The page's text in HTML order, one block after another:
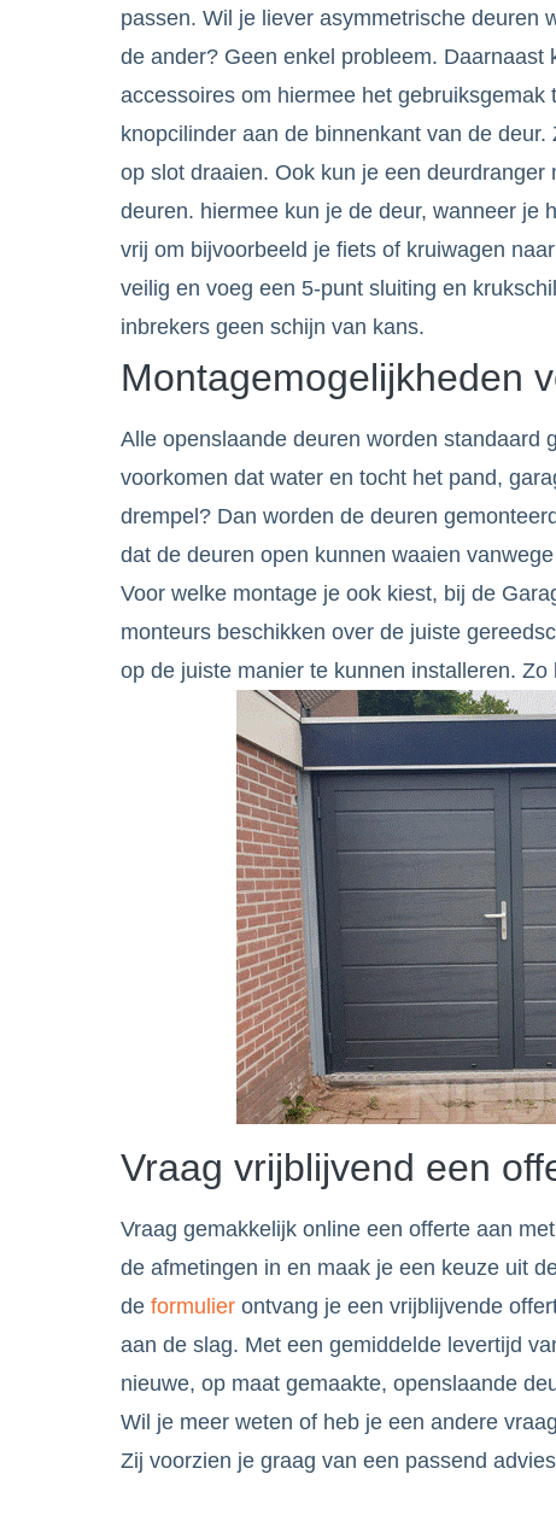
passen. Wil je liever asymmetrische deuren
de ander? Geen enkel probleem.
accessoires om hiermee het
knopcilinder aan de binnenkant van de
op slot draaien. Ook kun je een
deuren. hiermee kun je de deur, wanneer je
vrij om bijvoorbeeld je fiets of kruiwagen
veilig en voeg een 5-punt sluiting en
inbrekers geen schijn van kans.
Montagemogelijkheden
Alle openslaande deuren worden standaard
voorkomen dat water en tocht het pand,
drempel? Dan worden de deuren
dat de deuren open kunnen waaien
Voor welke montage je ook kiest, bij de
monteurs beschikken over de juiste
op de juiste manier te kunnen installeren.
Vraag vrijblijvend een
Vraag gemakkelijk online een offerte aan
de afmetingen in en maak je een keuze uit
de formulier ontvang je een vrijblijvende
aan de slag. Met een gemiddelde levertijd
nieuwe, op maat gemaakte, openslaande
Wil je meer weten of heb je een andere
Zij voorzien je graag van een passend